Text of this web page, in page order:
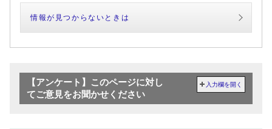
情報が見つからないときは
【アンケート】このページに対し
てご意見をお聞かせください
入力欄を開く